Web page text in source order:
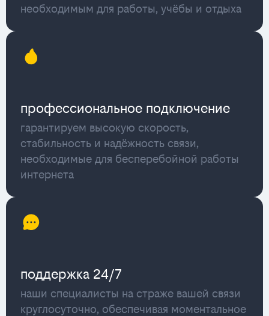
необходимым для работы, учёбы и отдыха
профессиональное подключение
гарантируем высокую скорость,
стабильность и надёжность связи,
необходимые для бесперебойной работы
интернета
поддержка 24/7
наши специалисты на страже вашей связи
круглосуточно, обеспечивая моментальное